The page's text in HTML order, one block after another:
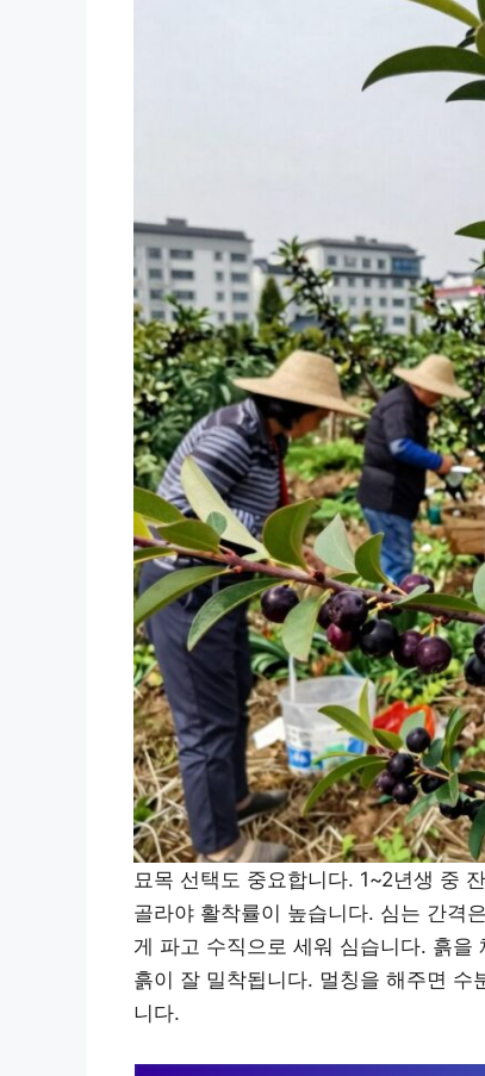
묘목 선택도 중요합니다. 1~2년생 중
골라야 활착률이 높습니다. 심는 간격
게 파고 수직으로 세워 심습니다. 흙
흙이 잘 밀착됩니다. 멀칭을 해주면 수
니다.